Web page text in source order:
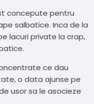
concepute pentru
salbatice. Inca de la
lacuri private la crap,
ce dau
o data ajunse pe
usor sa le asocieze